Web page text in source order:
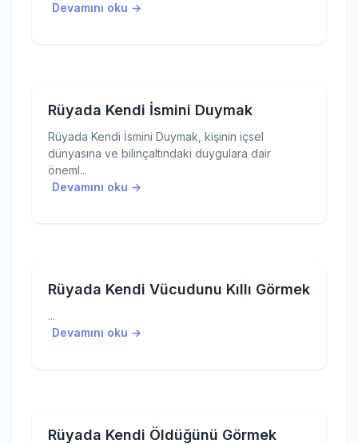
Devamını oku →
Rüyada Kendi İsmini Duymak
Rüyada Kendi İsmini Duymak, kişinin içsel
dünyasına ve bilinçaltındaki duygulara dair
öneml...
Devamını oku →
Rüyada Kendi Vücudunu Kıllı Görmek
...
Devamını oku →
Rüyada Kendi Öldüğünü Görmek